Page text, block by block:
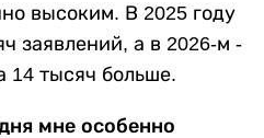
высоким. В 2025 году
заявлений, а в 2026-м -
14 тысяч больше.
мне особенно